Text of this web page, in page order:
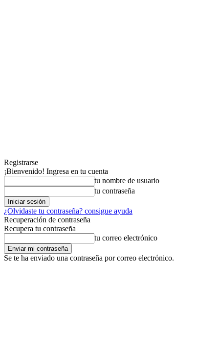
Registrarse
¡Bienvenido! Ingresa en tu cuenta
tu nombre de usuario
tu contraseña
¿Olvidaste tu contraseña? consigue ayuda
Recuperación de contraseña
Recupera tu contraseña
tu correo electrónico
Se te ha enviado una contraseña por correo electrónico.